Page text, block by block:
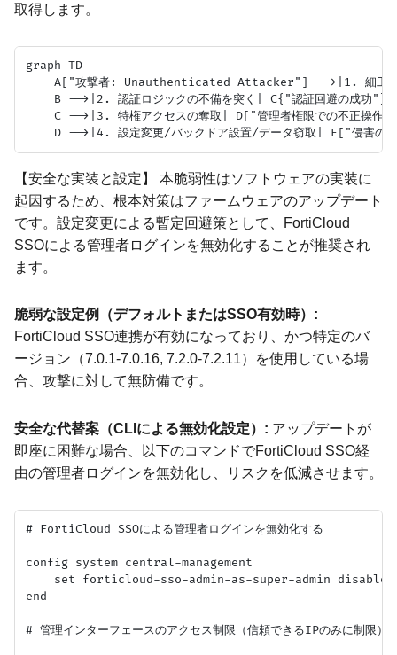
取得します。
graph TD
A["攻撃者: Unauthenticated Attacker"] -->|1. 細工
    B -->|2. 認証ロジックの不備を突く| C{"認証回避の成功"}
    C -->|3. 特権アクセスの奪取| D["管理者権限での不正操作"]
【安全な実装と設定】 本脆弱性はソフトウェアの実装に
起因するため、根本対策はファームウェアのアップデート
です。設定変更による暫定回避策として、FortiCloud
SSOによる管理者ログインを無効化することが推奨され
ます。
脆弱な設定例（デフォルトまたはSSO有効時）:
FortiCloud SSO連携が有効になっており、かつ特定のバ
ージョン（7.0.1-7.0.16, 7.2.0-7.2.11）を使用している場
合、攻撃に対して無防備です。
安全な代替案（CLIによる無効化設定）: アップデートが
即座に困難な場合、以下のコマンドでFortiCloud SSO経
由の管理者ログインを無効化し、リスクを低減させます。
# FortiCloud SSOによる管理者ログインを無効化する
config system central-management
    set forticloud-sso-admin-as-super-admin disable
end
# 管理インターフェースのアクセス制限（信頼できるIPのみに制限）